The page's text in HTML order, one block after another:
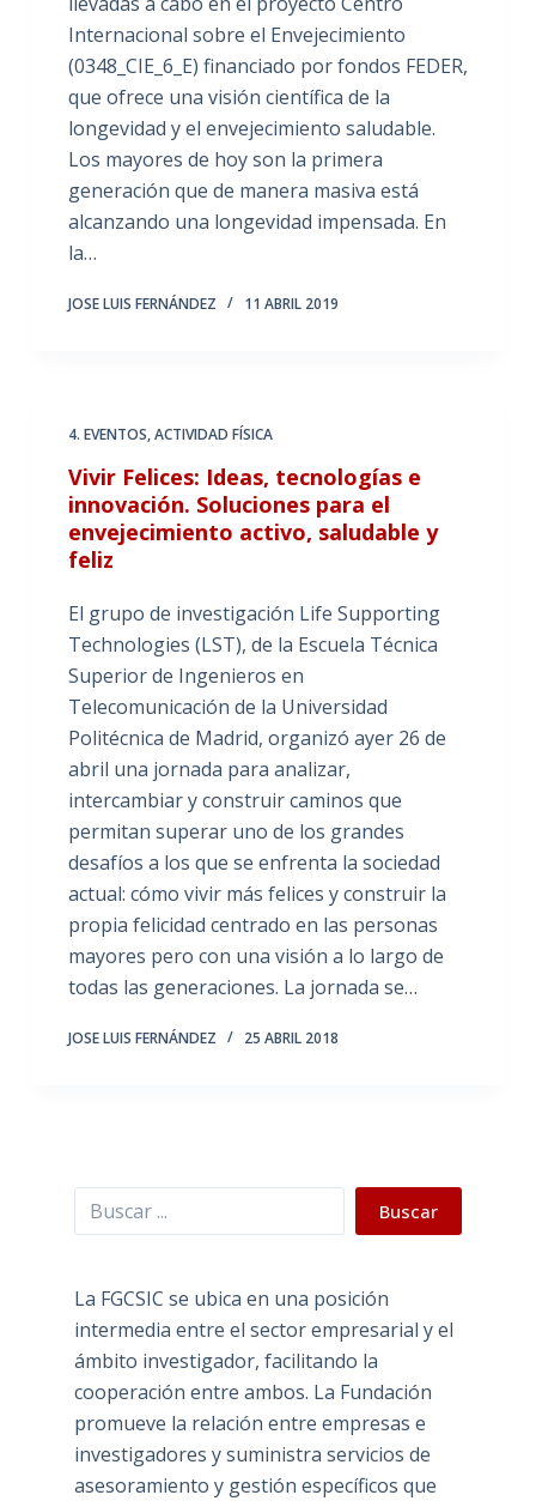
Internacional sobre el Envejecimiento
(0348_CIE_6_E) financiado por fondos FEDER,
que ofrece una visión científica de la
longevidad y el envejecimiento saludable.
Los mayores de hoy son la primera
generación que de manera masiva está
alcanzando una longevidad impensada. En
la…
JOSE LUIS FERNÁNDEZ 11 ABRIL 2019
4. EVENTOS,ACTIVIDAD FÍSICA
Vivir Felices: Ideas, tecnologías e
innovación. Soluciones para el
envejecimiento activo, saludable y
feliz
El grupo de investigación Life Supporting
Technologies (LST), de la Escuela Técnica
Superior de Ingenieros en
Telecomunicación de la Universidad
Politécnica de Madrid, organizó ayer 26 de
abril una jornada para analizar,
intercambiar y construir caminos que
permitan superar uno de los grandes
desafíos a los que se enfrenta la sociedad
actual: cómo vivir más felices y construir la
propia felicidad centrado en las personas
mayores pero con una visión a lo largo de
todas las generaciones. La jornada se…
JOSE LUIS FERNÁNDEZ 25 ABRIL 2018
Buscar Buscar
La FGCSIC se ubica en una posición
intermedia entre el sector empresarial y el
ámbito investigador, facilitando la
cooperación entre ambos. La Fundación
promueve la relación entre empresas e
investigadores y suministra servicios de
asesoramiento y gestión específicos que